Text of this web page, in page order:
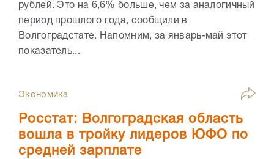
рублей. Это на 6,6% больше, чем за аналогичный
период прошлого года, сообщили в
Волгоградстате. Напомним, за январь-май этот
показатель...
Экономика
Росстат: Волгоградская область
вошла в тройку лидеров ЮФО по
средней зарплате